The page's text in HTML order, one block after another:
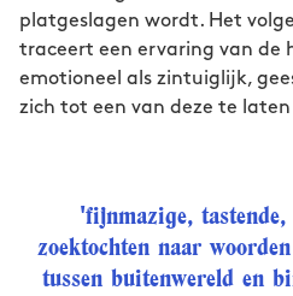
platgeslagen wordt. Het
traceert een ervaring van de
emotioneel als zintuiglijk,
zich tot een van deze te
'fijnmazige, tastende,
zoektochten naar
tussen buitenwereld en